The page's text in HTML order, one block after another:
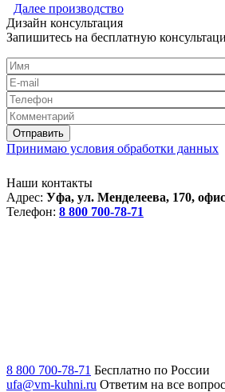
Далее производство
Дизайн консультация
Запишитесь на бесплатную
Принимаю условия обработки данных
Наши контакты
Адрес: Уфа, ул. Менделеева, 170,
Телефон: 8 800 700-78-71
8 800 700-78-71 Бесплатно по России
ufa@vm-kuhni.ru Ответим на все